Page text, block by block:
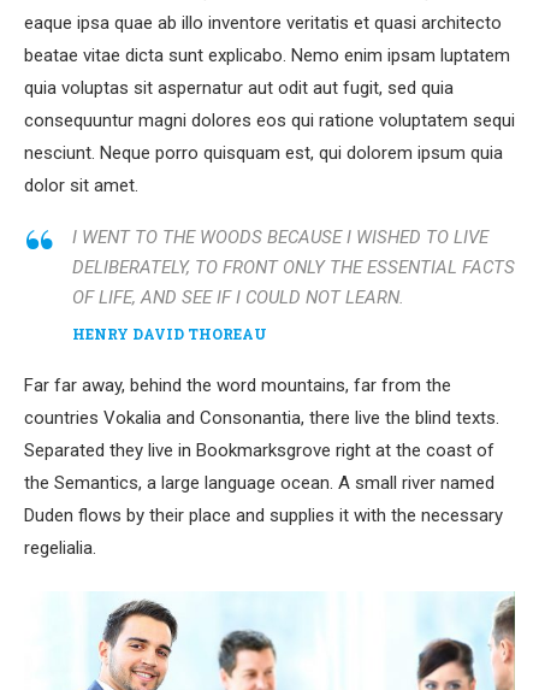
eaque ipsa quae ab illo inventore veritatis et quasi architecto
beatae vitae dicta sunt explicabo. Nemo enim ipsam luptatem
quia voluptas sit aspernatur aut odit aut fugit, sed quia
consequuntur magni dolores eos qui ratione voluptatem sequi
nesciunt. Neque porro quisquam est, qui dolorem ipsum quia
dolor sit amet.
I WENT TO THE WOODS BECAUSE I WISHED TO LIVE
DELIBERATELY, TO FRONT ONLY THE ESSENTIAL FACTS
OF LIFE, AND SEE IF I COULD NOT LEARN.
HENRY DAVID THOREAU
Far far away, behind the word mountains, far from the
countries Vokalia and Consonantia, there live the blind texts.
Separated they live in Bookmarksgrove right at the coast of
the Semantics, a large language ocean. A small river named
Duden flows by their place and supplies it with the necessary
regelialia.